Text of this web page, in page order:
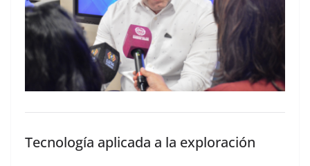
Tecnología aplicada a la exploración